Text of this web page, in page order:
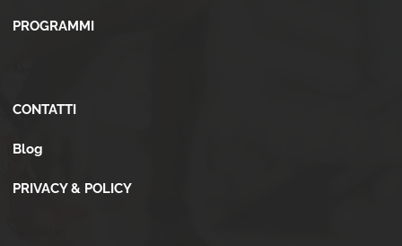
PROGRAMMI
CONTATTI
Blog
PRIVACY & POLICY